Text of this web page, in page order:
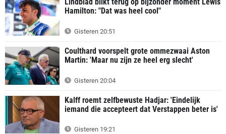
Lindblad blikt terug op bijzonder moment Lewis
Hamilton: "Dat was heel cool"
Gisteren 20:51
Coulthard voorspelt grote ommezwaai Aston
Martin: 'Maar nu zijn ze heel erg slecht'
Gisteren 20:04
Kalff roemt zelfbewuste Hadjar: 'Eindelijk
iemand die accepteert dat Verstappen beter is'
Gisteren 19:21